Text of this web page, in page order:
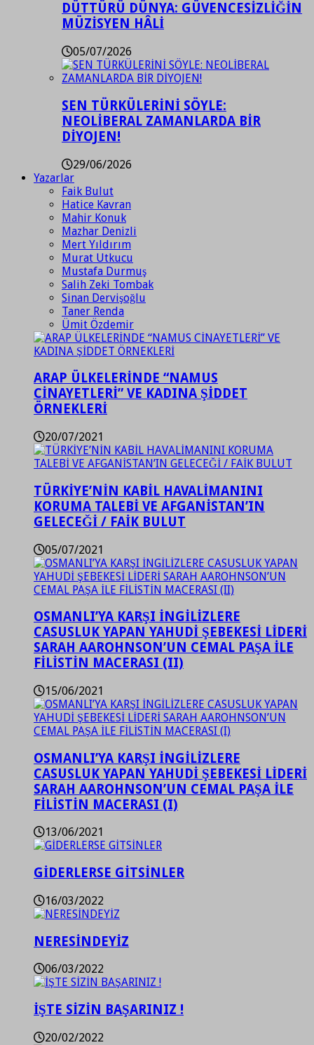
DÜTTÜRÜ DÜNYA: GÜVENCESİZLİĞİN
MÜZİSYEN HÂLİ
05/07/2026
SEN TÜRKÜLERİNİ SÖYLE:
NEOLİBERAL ZAMANLARDA BİR
DİYOJEN!
29/06/2026
Yazarlar
Faik Bulut
Hatice Kavran
Mahir Konuk
Mazhar Denizli
Mert Yıldırım
Murat Utkucu
Mustafa Durmuş
Salih Zeki Tombak
Sinan Dervişoğlu
Taner Renda
Ümit Özdemir
ARAP ÜLKELERİNDE “NAMUS
CİNAYETLERİ” VE KADINA ŞİDDET
ÖRNEKLERİ
20/07/2021
TÜRKİYE’NİN KABİL HAVALİMANINI
KORUMA TALEBİ VE AFGANİSTAN’IN
GELECEĞİ / FAİK BULUT
05/07/2021
OSMANLI’YA KARŞI İNGİLİZLERE
CASUSLUK YAPAN YAHUDİ ŞEBEKESİ LİDERİ
SARAH AAROHNSON’UN CEMAL PAŞA İLE
FİLİSTİN MACERASI (II)
15/06/2021
OSMANLI’YA KARŞI İNGİLİZLERE
CASUSLUK YAPAN YAHUDİ ŞEBEKESİ LİDERİ
SARAH AAROHNSON’UN CEMAL PAŞA İLE
FİLİSTİN MACERASI (I)
13/06/2021
GİDERLERSE GİTSİNLER
16/03/2022
NERESİNDEYİZ
06/03/2022
İŞTE SİZİN BAŞARINIZ !
20/02/2022